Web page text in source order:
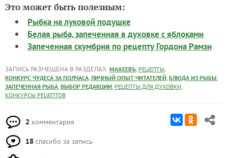
Это может быть полезным:
Рыбка на луковой подушке
Белая рыба, запеченная в духовке с яблоками
Запеченная скумбрия по рецепту Гордона Рамзи
ЗАПИСЬ РАЗМЕЩЕНА В РАЗДЕЛАХ: МАХЕЕВЪ, РЕЦЕПТЫ,
КОНКУРС ЧУДЕСА ЗА ПОЛЧАСА, ЛИЧНЫЙ ОПЫТ ЧИТАТЕЛЕЙ, БЛЮДА ИЗ РЫБЫ,
ЗАПЕЧЕННАЯ РЫБА, ВЫБОР РЕДАКЦИИ, РЕЦЕПТЫ ДЛЯ ДУХОВКИ,
КОНКУРСЫ РЕЦЕПТОВ
2 комментария
18 спасибо за запись